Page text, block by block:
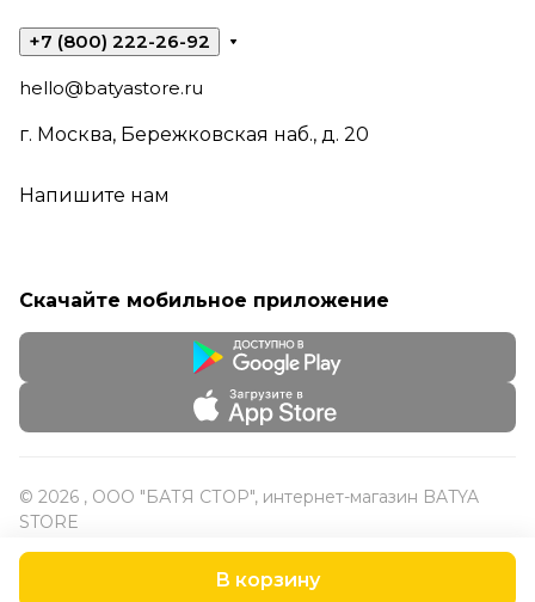
В корзину
+7 (800) 222-26-92
hello@batyastore.ru
г. Москва, Бережковская наб., д. 20
Напишите нам
Скачайте мобильное приложение
© 2026 , ООО "БАТЯ СТОР", интернет-магазин BATYA
STORE